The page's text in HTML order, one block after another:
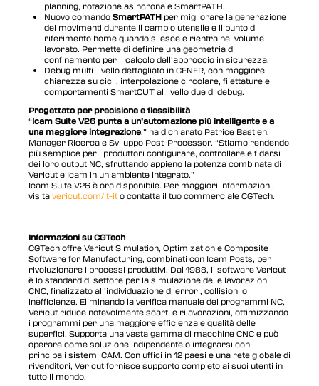
planning, rotazione asincrona e SmartPATH.
Nuovo comandoSmartPATH per migliorare la generazione
dei movimenti durante il cambio utensile e il punto di
riferimento home quando si esce e rientra nel volume
lavorato. Permette di definire una geometria di
confinamento per il calcolo dell’approccio in sicurezza.
Debug multi-livello dettagliato in GENER, con maggiore
chiarezza su cicli, interpolazione circolare, filettature e
comportamenti SmartCUT al livello due di debug.
Progettato per precisione e flessibilità
“Icam Suite V26 punta a un’automazione più intelligente e a
una maggiore integrazione,” ha dichiarato Patrice Bastien,
Manager Ricerca e Sviluppo Post-Processor. “Stiamo rendendo
più semplice per i produttori configurare, controllare e fidarsi
dei loro output NC, sfruttando appieno la potenza combinata di
Vericut e Icam in un ambiente integrato.”
Icam Suite V26 è ora disponibile. Per maggiori informazioni,
visitavericut.com/it-ito contatta il tuo commerciale CGTech.
Informazioni su CGTech
CGTech offre Vericut Simulation, Optimization e Composite
Software for Manufacturing, combinati con Icam Posts, per
rivoluzionare i processi produttivi. Dal 1988, il software Vericut
è lo standard di settore per la simulazione delle lavorazioni
CNC, finalizzato all’individuazione di errori, collisioni o
inefficienze. Eliminando la verifica manuale dei programmi NC,
Vericut riduce notevolmente scarti e rilavorazioni, ottimizzando
i programmi per una maggiore efficienza e qualità delle
superfici. Supporta una vasta gamma di macchine CNC e può
operare come soluzione indipendente o integrarsi con i
principali sistemi CAM. Con uffici in 12 paesi e una rete globale di
rivenditori, Vericut fornisce supporto completo ai suoi utenti in
tutto il mondo.